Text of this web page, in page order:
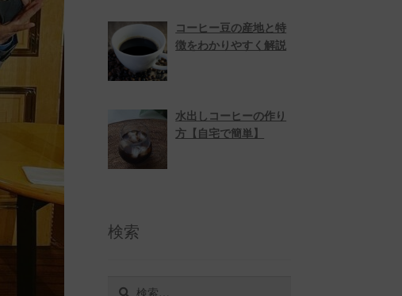
コーヒー豆の産地と特
徴をわかりやすく解説
水出しコーヒーの作り
方【自宅で簡単】
検索